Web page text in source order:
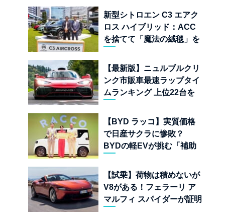
新型シトロエン C3 エアク
ロス ハイブリッド：ACC
を捨てて「魔法の絨毯」を
児
【最新版】ニュルブルクリ
ンク市販車最速ラップタイ
ムランキング 上位22台を
【BYD ラッコ】実質価格
で日産サクラに惨敗？
BYDの軽EVが挑む「補助
界
【試乗】荷物は積めないが
V8がある！フェラーリ ア
マルフィ スパイダーが証明